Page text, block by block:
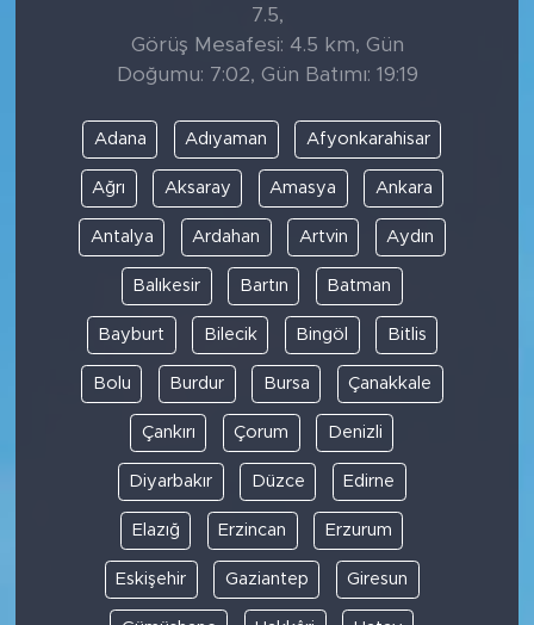
7.5,
Görüş Mesafesi: 4.5 km, Gün
Doğumu: 7:02, Gün Batımı: 19:19
Adana Adıyaman Afyonkarahisar
Ağrı Aksaray Amasya Ankara
Antalya Ardahan Artvin Aydın
Balıkesir Bartın Batman
Bayburt Bilecik Bingöl Bitlis
Bolu Burdur Bursa Çanakkale
Çankırı Çorum Denizli
Diyarbakır Düzce Edirne
Elazığ Erzincan Erzurum
Eskişehir Gaziantep Giresun